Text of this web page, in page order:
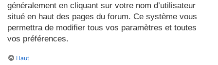
généralement en cliquant sur votre nom d’utilisateur
situé en haut des pages du forum. Ce système vous
permettra de modifier tous vos paramètres et toutes
vos préférences.
Haut